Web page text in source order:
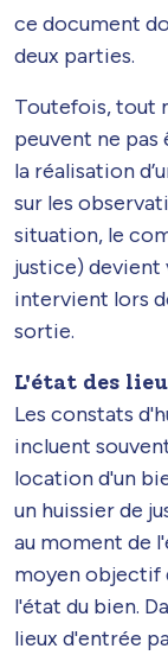
ce document
deux parties.
Toutefois, tout
peuvent ne pas
la réalisation
sur les
situation, le
justice)
intervient lors
sortie.
L'état des
Les constats
incluent
location d'un
un huissier de
au moment de
moyen objectif
l'état du bien.
lieux d'entrée